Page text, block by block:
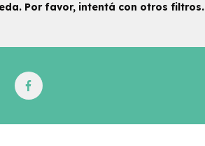
Por favor, intentá con otros filtros.